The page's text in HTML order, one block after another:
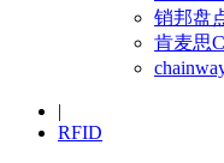
销邦盘
肯麦思
|
RFID